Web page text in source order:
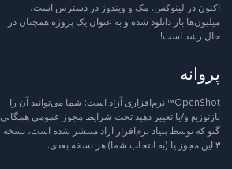
اکنون در لینوکس، مک و ویندوز در دسترس است،
میلیون‌ها بار دانلود شده و به عنوان یک پروژه همچنان در
حال رشد است!
پروانه
OpenShot™ نرم‌افزاری آزاد است: شما می‌توانید آن را
بازتوزیع و/یا تغییر دهید تحت شرایط مجوز عمومی همگانی
گنو که توسط بنیاد نرم‌افزار آزاد منتشر شده است، نسخه
۳ این مجوز یا (به انتخاب شما) هر نسخه بعدی.